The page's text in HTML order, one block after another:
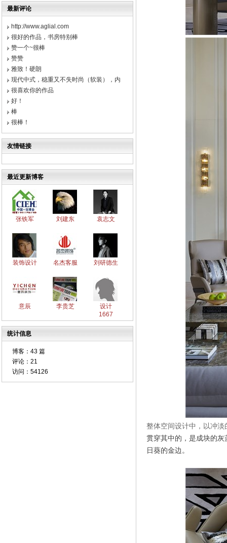
最新评论
http://www.aglial.com
很好的作品，书房特别棒
赞一个~很棒
赞赞
雅致！硬朗
现代中式，稳重又不失时尚（软装），内
很喜欢你的作品
好！
棒
很棒！
友情链接
最近更新博客
张铁军 刘建东 袁志文
装饰设计 名杰客服 刘研德生
意辰 李贵芝
设计
1667
统计信息
博客： 43 篇
评论： 21
访问： 54126
整体空间设计中，以冲
贯穿其中的，是成块的
日葵的金边。